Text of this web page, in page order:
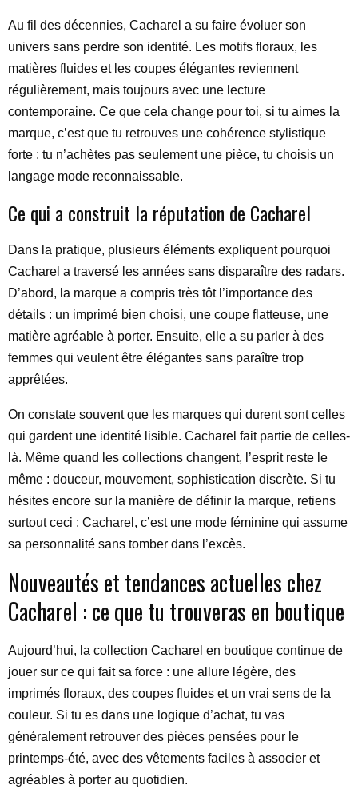
Au fil des décennies, Cacharel a su faire évoluer son
univers sans perdre son identité. Les motifs floraux, les
matières fluides et les coupes élégantes reviennent
régulièrement, mais toujours avec une lecture
contemporaine. Ce que cela change pour toi, si tu aimes la
marque, c’est que tu retrouves une cohérence stylistique
forte : tu n’achètes pas seulement une pièce, tu choisis un
langage mode reconnaissable.
Ce qui a construit la réputation de Cacharel
Dans la pratique, plusieurs éléments expliquent pourquoi
Cacharel a traversé les années sans disparaître des radars.
D’abord, la marque a compris très tôt l’importance des
détails : un imprimé bien choisi, une coupe flatteuse, une
matière agréable à porter. Ensuite, elle a su parler à des
femmes qui veulent être élégantes sans paraître trop
apprêtées.
On constate souvent que les marques qui durent sont celles
qui gardent une identité lisible. Cacharel fait partie de celles-
là. Même quand les collections changent, l’esprit reste le
même : douceur, mouvement, sophistication discrète. Si tu
hésites encore sur la manière de définir la marque, retiens
surtout ceci : Cacharel, c’est une mode féminine qui assume
sa personnalité sans tomber dans l’excès.
Nouveautés et tendances actuelles chez
Cacharel : ce que tu trouveras en boutique
Aujourd’hui, la collection Cacharel en boutique continue de
jouer sur ce qui fait sa force : une allure légère, des
imprimés floraux, des coupes fluides et un vrai sens de la
couleur. Si tu es dans une logique d’achat, tu vas
généralement retrouver des pièces pensées pour le
printemps-été, avec des vêtements faciles à associer et
agréables à porter au quotidien.